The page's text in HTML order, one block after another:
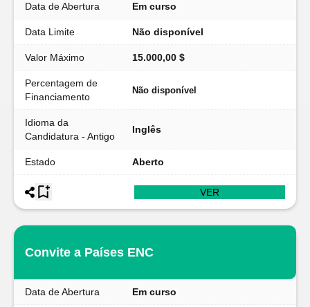
Data de Abertura Em curso
Data Limite Não disponível
Valor Máximo 15.000,00 $
Percentagem de
Financiamento
Não disponível
Idioma da
Candidatura - Antigo
Inglês
Estado Aberto
VER
Convite a Países ENC
Data de Abertura Em curso